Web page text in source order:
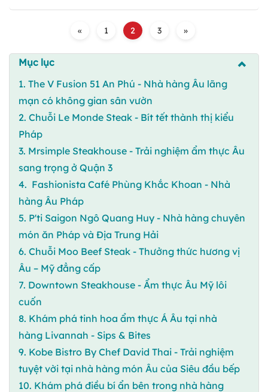
« 1 2 3 »
Mục lục
1. The V Fusion 51 An Phú - Nhà hàng Âu lãng
mạn có không gian sân vườn
2. Chuỗi Le Monde Steak - Bít tết thành thị kiểu
Pháp
3. Mrsimple Steakhouse - Trải nghiệm ẩm thực Âu
sang trọng ở Quận 3
4. Fashionista Café Phùng Khắc Khoan - Nhà
hàng Âu Pháp
5. P'ti Saigon Ngô Quang Huy - Nhà hàng chuyên
món ăn Pháp và Địa Trung Hải
6. Chuỗi Moo Beef Steak - Thưởng thức hương vị
Âu – Mỹ đẳng cấp
7. Downtown Steakhouse - Ẩm thực Âu Mỹ lôi
cuốn
8. Khám phá tinh hoa ẩm thực Á Âu tại nhà
hàng Livannah - Sips & Bites
9. Kobe Bistro By Chef David Thai - Trải nghiệm
tuyệt vời tại nhà hàng món Âu của Siêu đầu bếp
10. Khám phá điều bí ẩn bên trong nhà hàng